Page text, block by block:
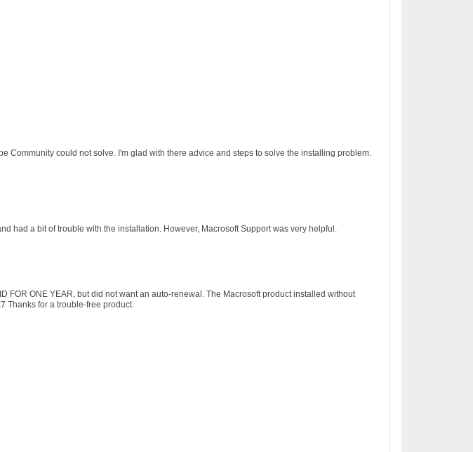
Community could not solve. I'm glad with there advice and steps to solve the installing problem.
had a bit of trouble with the installation. However, Macrosoft Support was very helpful.
FOR ONE YEAR, but did not want an auto-renewal. The Macrosoft product installed without
Thanks for a trouble-free product.